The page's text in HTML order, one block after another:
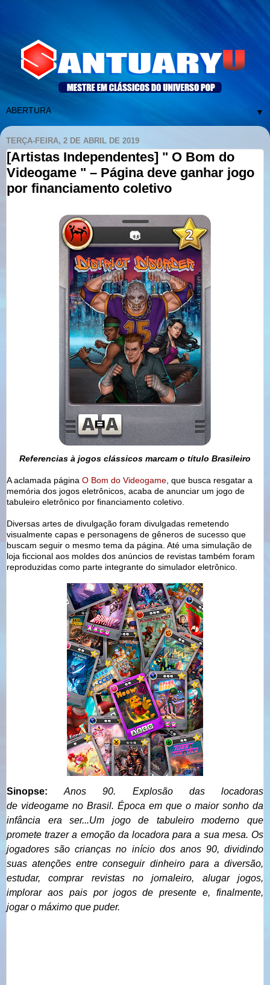
▼
TERÇA-FEIRA, 2 DE ABRIL DE 2019
[Artistas Independentes] " O Bom do
Videogame " – Página deve ganhar jogo
por financiamento coletivo
Referencias à jogos clássicos marcam o título Brasileiro
A aclamada página O Bom do Videogame , que busca resgatar a
memória dos jogos eletrônicos, acaba de anunciar um jogo de
tabuleiro eletrônico por financiamento coletivo.
Diversas artes de divulgação foram divulgadas remetendo
visualmente capas e personagens de gêneros de sucesso que
buscam seguir o mesmo tema da página. Até uma simulação de
loja ficcional aos moldes dos anúncios de revistas também foram
reproduzidas como parte integrante do simulador eletrônico.
Sinopse: Anos 90. Explosãodas locadoras
de videogame no Brasil. Época em que o maior sonho da
infância era ser...Um jogo de tabuleiro moderno que
promete trazer a emoçãoda locadora para a sua mesa. Os
jogadores são crianças no início dos anos 90, dividindo
suas atenções entre conseguir dinheiro para a diversão,
estudar, comprar revistas no jornaleiro, alugar jogos,
implorar aos pais por jogos de presente e, finalmente,
jogaro máximo que puder.